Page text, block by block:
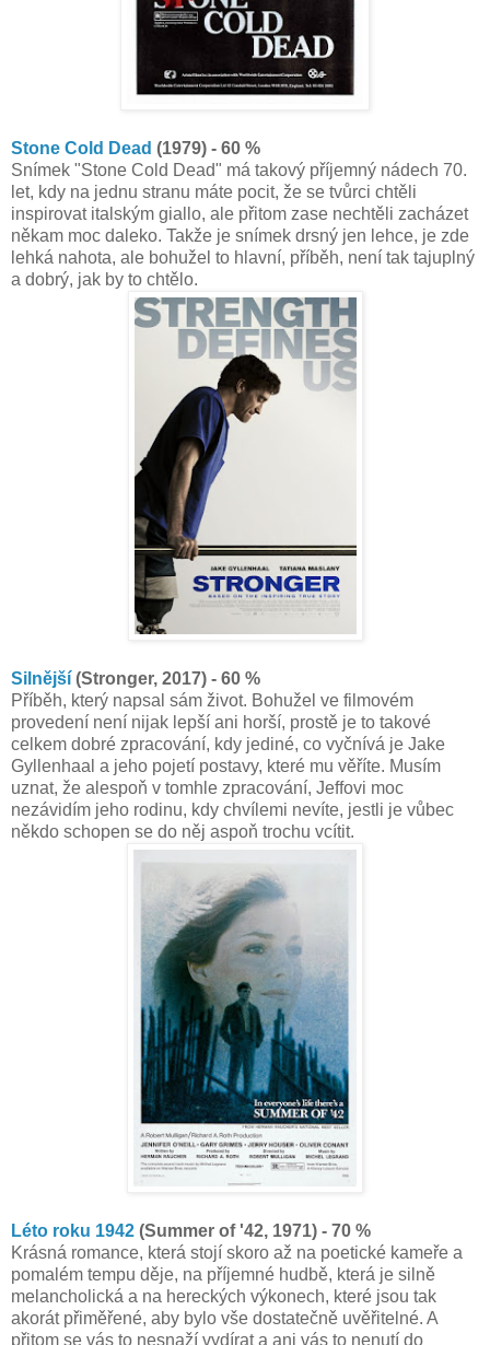
Stone Cold Dead (1979) - 60 %
Snímek "Stone Cold Dead" má takový příjemný nádech 70.
let, kdy na jednu stranu máte pocit, že se tvůrci chtěli
inspirovat italským giallo, ale přitom zase nechtěli zacházet
někam moc daleko. Takže je snímek drsný jen lehce, je zde
lehká nahota, ale bohužel to hlavní, příběh, není tak tajuplný
a dobrý, jak by to chtělo.
Silnější (Stronger, 2017) - 60 %
Příběh, který napsal sám život. Bohužel ve filmovém
provedení není nijak lepší ani horší, prostě je to takové
celkem dobré zpracování, kdy jediné, co vyčnívá je Jake
Gyllenhaal a jeho pojetí postavy, které mu věříte. Musím
uznat, že alespoň v tomhle zpracování, Jeffovi moc
nezávidím jeho rodinu, kdy chvílemi nevíte, jestli je vůbec
někdo schopen se do něj aspoň trochu vcítit.
Léto roku 1942 (Summer of '42, 1971) - 70 %
Krásná romance, která stojí skoro až na poetické kameře a
pomalém tempu děje, na příjemné hudbě, která je silně
melancholická a na hereckých výkonech, které jsou tak
akorát přiměřené, aby bylo vše dostatečně uvěřitelné. A
přitom se vás to nesnaží vydírat a ani vás to nenutí do